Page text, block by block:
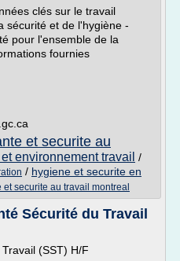
clés sur le travail
sécurité et de l'hygiène -
pour l'ensemble de la
fournies
et securite au
environnement travail /
/ hygiene et securite en
et securite au travail montreal
Sécurité du Travail
(SST) H/F